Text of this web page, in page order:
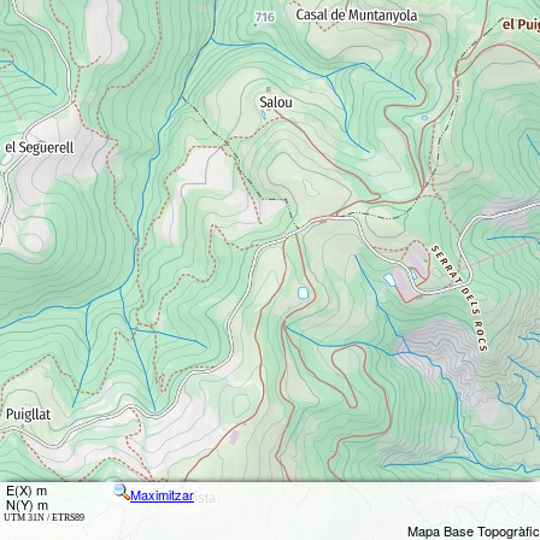
E(X) m
N(Y) m
Mapa Base Topogràfic
Maximitzar
UTM 31N / ETRS89